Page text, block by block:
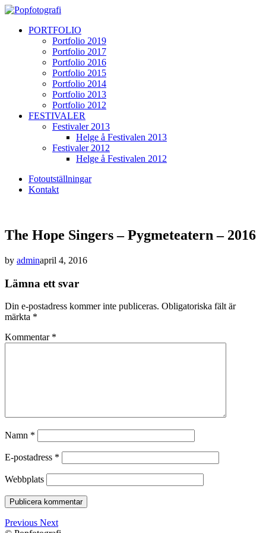
PORTFOLIO
Portfolio 2019
Portfolio 2017
Portfolio 2016
Portfolio 2015
Portfolio 2014
Portfolio 2013
Portfolio 2012
FESTIVALER
Festivaler 2013
Helge å Festivalen 2013
Festivaler 2012
Helge å Festivalen 2012
Fotoutställningar
Kontakt
The Hope Singers – Pygmeteatern – 2016
by adminapril 4, 2016
Lämna ett svar
Din e-postadress kommer inte publiceras. Obligatoriska fält är
märkta *
Kommentar *
Namn *
E-postadress *
Webbplats
Previous Next